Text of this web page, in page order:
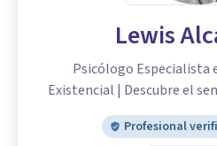
Lewis
Psicólogo Especialista
Existencial | Descubre el
Profesional